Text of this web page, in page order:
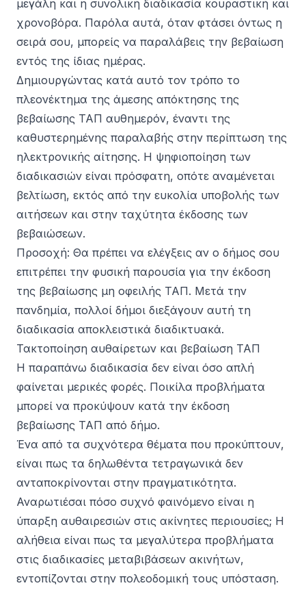
μεγάλη και η συνολική διαδικασία κουραστική και
χρονοβόρα. Παρόλα αυτά, όταν φτάσει όντως η
σειρά σου, μπορείς να παραλάβεις την βεβαίωση
εντός της ίδιας ημέρας.
Δημιουργώντας κατά αυτό τον τρόπο το
πλεονέκτημα της άμεσης απόκτησης της
βεβαίωσης ΤΑΠ αυθημερόν, έναντι της
καθυστερημένης παραλαβής στην περίπτωση της
ηλεκτρονικής αίτησης. Η ψηφιοποίηση των
διαδικασιών είναι πρόσφατη, οπότε αναμένεται
βελτίωση, εκτός από την ευκολία υποβολής των
αιτήσεων και στην ταχύτητα έκδοσης των
βεβαιώσεων.
Προσοχή: Θα πρέπει να ελέγξεις αν ο δήμος σου
επιτρέπει την φυσική παρουσία για την έκδοση
της βεβαίωσης μη οφειλής ΤΑΠ. Μετά την
πανδημία, πολλοί δήμοι διεξάγουν αυτή τη
διαδικασία αποκλειστικά διαδικτυακά.
Τακτοποίηση αυθαίρετων και βεβαίωση ΤΑΠ
Η παραπάνω διαδικασία δεν είναι όσο απλή
φαίνεται μερικές φορές. Ποικίλα προβλήματα
μπορεί να προκύψουν κατά την έκδοση
βεβαίωσης ΤΑΠ από δήμο.
Ένα από τα συχνότερα θέματα που προκύπτουν,
είναι πως τα δηλωθέντα τετραγωνικά δεν
ανταποκρίνονται στην πραγματικότητα.
Αναρωτιέσαι πόσο συχνό φαινόμενο είναι η
ύπαρξη αυθαιρεσιών στις ακίνητες περιουσίες; Η
αλήθεια είναι πως τα μεγαλύτερα προβλήματα
στις διαδικασίες μεταβιβάσεων ακινήτων,
εντοπίζονται στην πολεοδομική τους υπόσταση.